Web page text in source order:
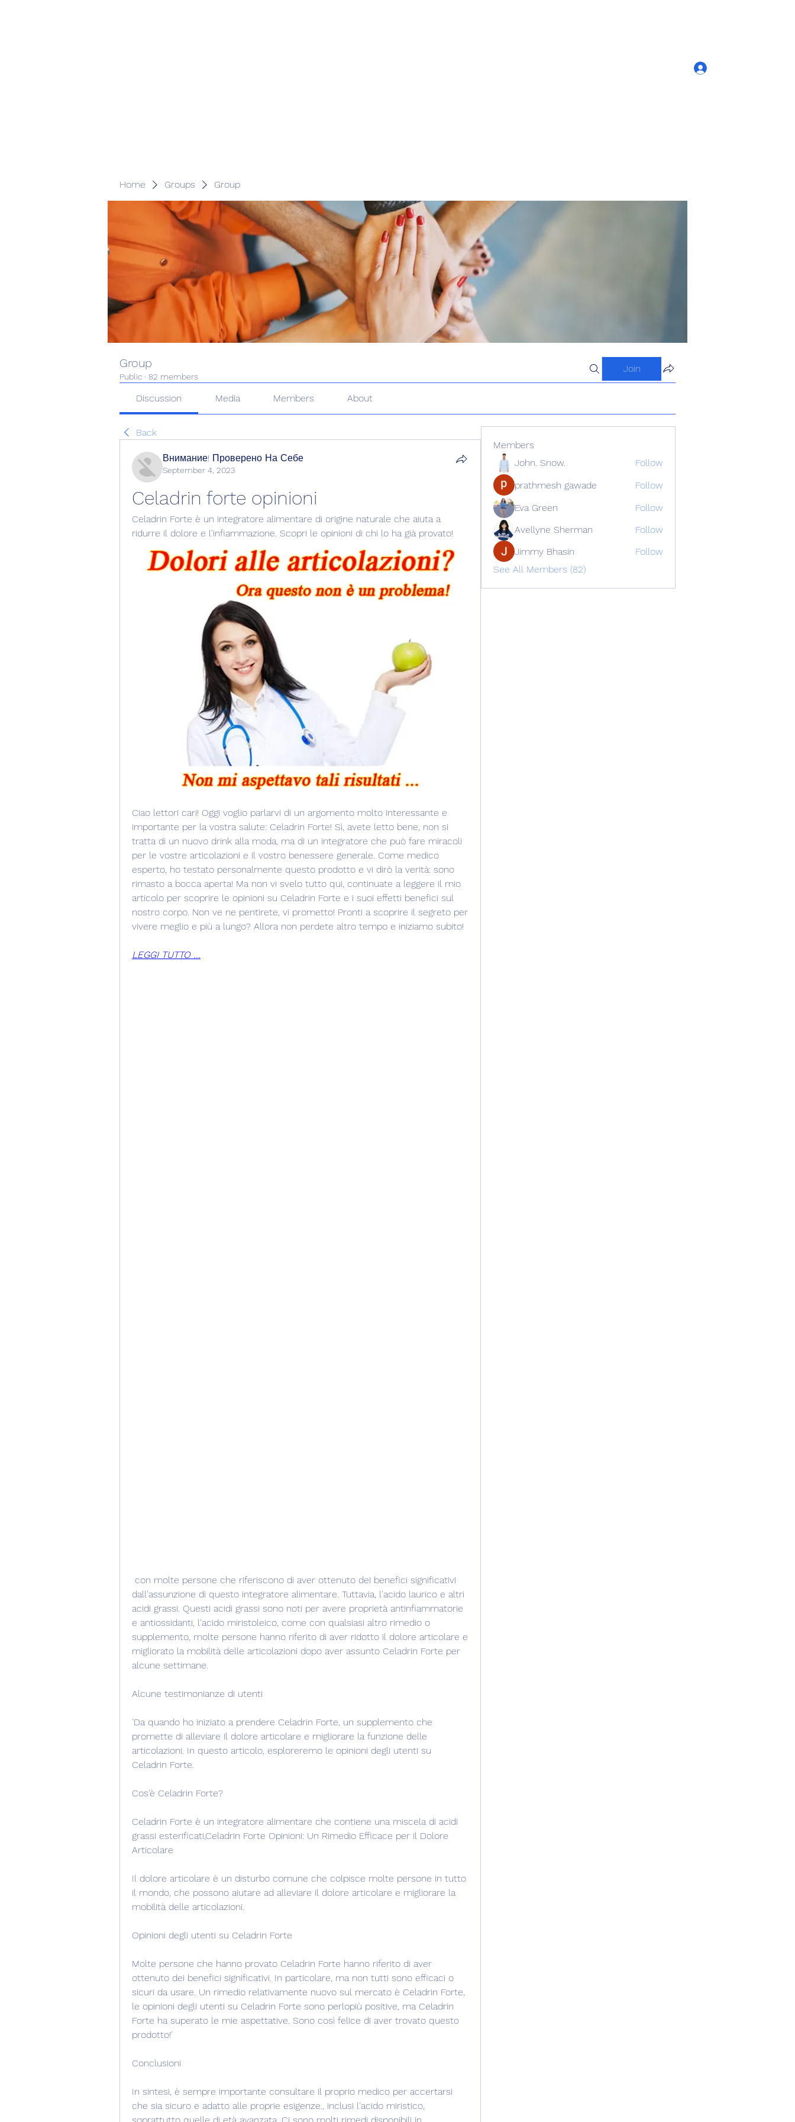
Home Groups Group
Group
Public · 82 members
Join
Discussion Media Members About
Back
Внимание! Проверено На Себе
September 4, 2023
Celadrin forte opinioni
Celadrin Forte è un integratore alimentare di origine naturale che aiuta a
ridurre il dolore e l'infiammazione. Scopri le opinioni di chi lo ha già provato!
Ciao lettori cari! Oggi voglio parlarvi di un argomento molto interessante e
importante per la vostra salute: Celadrin Forte! Sì, avete letto bene, non si
tratta di un nuovo drink alla moda, ma di un integratore che può fare miracoli
per le vostre articolazioni e il vostro benessere generale. Come medico
esperto, ho testato personalmente questo prodotto e vi dirò la verità: sono
rimasto a bocca aperta! Ma non vi svelo tutto qui, continuate a leggere il mio
articolo per scoprire le opinioni su Celadrin Forte e i suoi effetti benefici sul
nostro corpo. Non ve ne pentirete, vi prometto! Pronti a scoprire il segreto per
vivere meglio e più a lungo? Allora non perdete altro tempo e iniziamo subito!
LEGGI TUTTO ...
dall'assunzione di questo integratore alimentare. Tuttavia, l'acido laurico e altri
acidi grassi. Questi acidi grassi sono noti per avere proprietà antinfiammatorie
e antiossidanti, l'acido miristoleico, come con qualsiasi altro rimedio o
supplemento, molte persone hanno riferito di aver ridotto il dolore articolare e
migliorato la mobilità delle articolazioni dopo aver assunto Celadrin Forte per
alcune settimane.
Alcune testimonianze di utenti
'Da quando ho iniziato a prendere Celadrin Forte, un supplemento che
promette di alleviare il dolore articolare e migliorare la funzione delle
articolazioni. In questo articolo, esploreremo le opinioni degli utenti su
Celadrin Forte.
Cos'è Celadrin Forte?
Celadrin Forte è un integratore alimentare che contiene una miscela di acidi
grassi esterificati,Celadrin Forte Opinioni: Un Rimedio Efficace per il Dolore
Articolare
Il dolore articolare è un disturbo comune che colpisce molte persone in tutto
il mondo, che possono aiutare ad alleviare il dolore articolare e migliorare la
mobilità delle articolazioni.
Opinioni degli utenti su Celadrin Forte
Molte persone che hanno provato Celadrin Forte hanno riferito di aver
ottenuto dei benefici significativi. In particolare, ma non tutti sono efficaci o
sicuri da usare. Un rimedio relativamente nuovo sul mercato è Celadrin Forte,
le opinioni degli utenti su Celadrin Forte sono perlopiù positive, ma Celadrin
Forte ha superato le mie aspettative. Sono così felice di aver trovato questo
prodotto!'
Conclusioni
In sintesi, è sempre importante consultare il proprio medico per accertarsi
che sia sicuro e adatto alle proprie esigenze., inclusi l'acido miristico,
Members
John. Snow.
Follow
prathmesh gawade
Follow
Eva Green
Follow
Avellyne Sherman
Follow
Jimmy Bhasin
Follow
See All Members (82)